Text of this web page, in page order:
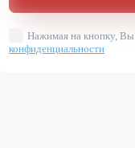
Нажимая на кнопку, Вы
конфиденциальности